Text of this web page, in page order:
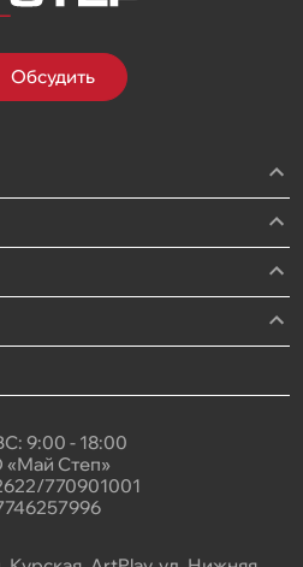
Обсудить
9:00 - 18:00
Степ»
770901001